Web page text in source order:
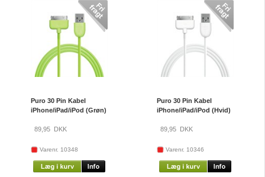
Puro 30 Pin Kabel
iPhone/iPad/iPod (Grøn)
89,95DKK
Varenr. 10348
Puro 30 Pin Kabel
iPhone/iPad/iPod (Hvid)
89,95 DKK
Varenr. 10346